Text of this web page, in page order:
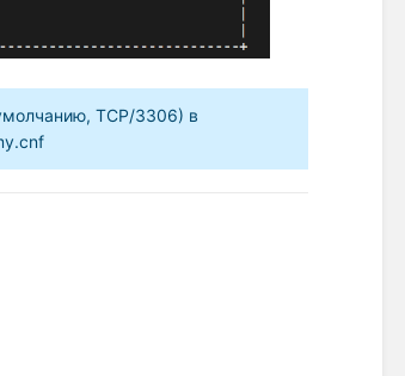
TCP/3306) в